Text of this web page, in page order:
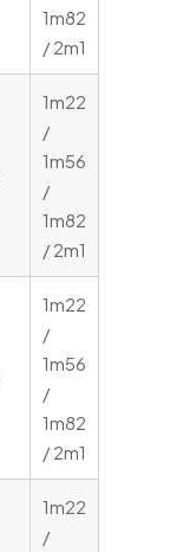
1m82
/ 2m1
1m22
/
1m56
/
1m82
/ 2m1
1m22
/
1m56
/
1m82
/ 2m1
1m22
/